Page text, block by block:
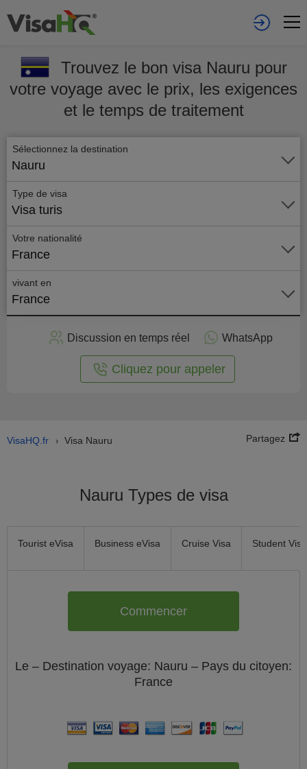
Trouvez le bon visa Nauru pour
votre voyage avec le prix, les exigences
et le temps de traitement
Sélectionnez la destination
Nauru
Type de visa
Visa turis
Votre nationalité
France
vivant en
France
Discussion en temps réel WhatsApp
Cliquez pour appeler
VisaHQ.fr › Visa Nauru Partagez
Nauru Types de visa
Tourist eVisa Business eVisa Cruise Visa Student Visa
Commencer
Le – Destination voyage: Nauru – Pays du citoyen:
France